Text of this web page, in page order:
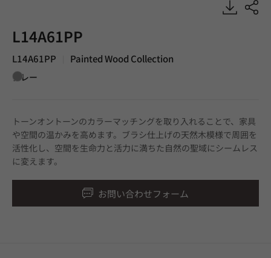
L14A61PP
L14A61PP Painted Wood Collection
グレー
トーンオントーンのカラーマッチングを取り入れることで、家具
や空間の温かみを高めます。ブラシ仕上げの天然木模様で周囲を
活性化し、空間を生命力と活力に満ちた自然の聖域にシームレス
に変えます。
お問い合わせフォーム